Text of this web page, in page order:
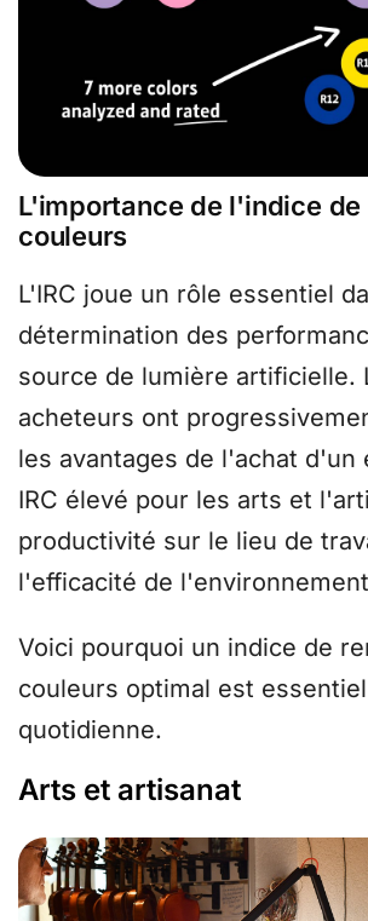
L'importance de l'indice de
couleurs
L'IRC joue un rôle essentiel
détermination des
source de lumière artificielle.
acheteurs ont
les avantages de l'achat d'un
IRC élevé pour les arts et
productivité sur le lieu de
l'efficacité de
Voici pourquoi un indice de
couleurs optimal est
quotidienne.
Arts et artisanat